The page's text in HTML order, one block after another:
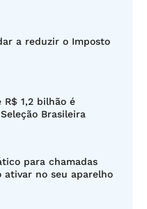
a reduzir o Imposto
R$ 1,2 bilhão é
Brasileira
para chamadas
ativar no seu aparelho